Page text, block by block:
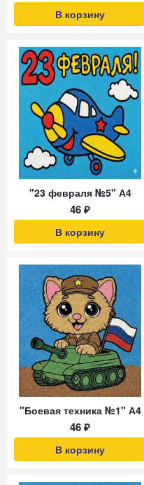
В корзину
"23 февраля №5" А4
46 ₽
В корзину
"Боевая техника №1" А4
46 ₽
В корзину